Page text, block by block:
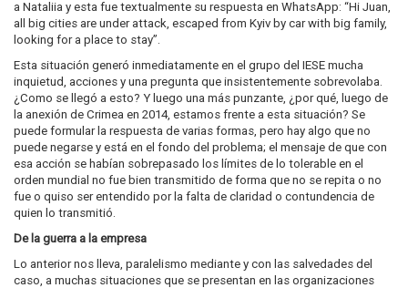
a Nataliia y esta fue textualmente su respuesta en WhatsApp: “Hi Juan,
all big cities are under attack, escaped from Kyiv by car with big family,
looking for a place to stay”.
Esta situación generó inmediatamente en el grupo del IESE mucha
inquietud, acciones y una pregunta que insistentemente sobrevolaba.
¿Como se llegó a esto? Y luego una más punzante, ¿por qué, luego de
la anexión de Crimea en 2014, estamos frente a esta situación? Se
puede formular la respuesta de varias formas, pero hay algo que no
puede negarse y está en el fondo del problema; el mensaje de que con
esa acción se habían sobrepasado los límites de lo tolerable en el
orden mundial no fue bien transmitido de forma que no se repita o no
fue o quiso ser entendido por la falta de claridad o contundencia de
quien lo transmitió.
De la guerra a la empresa
Lo anterior nos lleva, paralelismo mediante y con las salvedades del
caso, a muchas situaciones que se presentan en las organizaciones